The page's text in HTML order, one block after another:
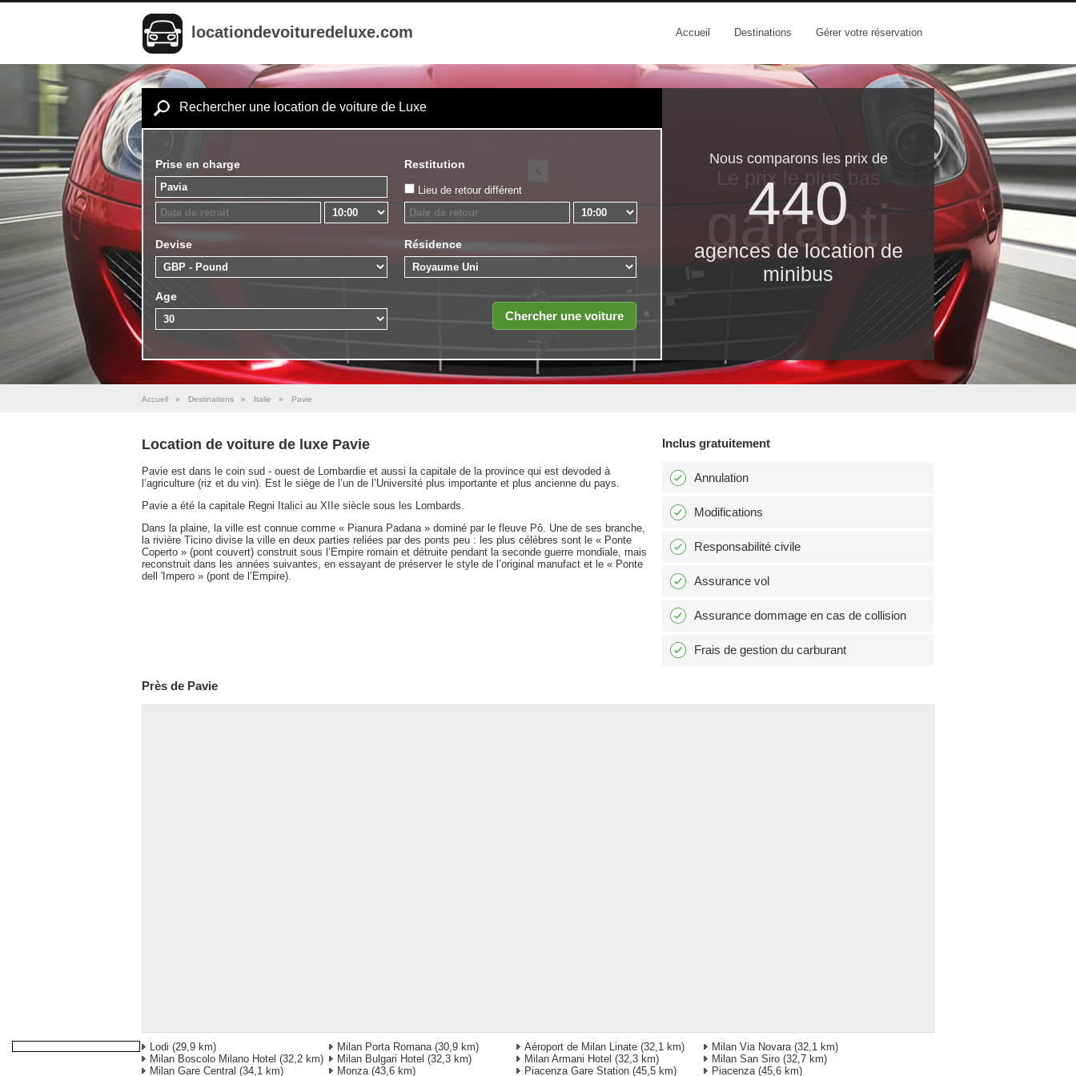
locationdevoituredeluxe.com Accueil Destinations Gérer votre réservation
Rechercher une location de voiture de Luxe
Prise en charge Restitution
Lieu de retour différent
Devise Résidence
Age
Nous comparons les prix de
440
agences de location de
minibus
Le prix le​ plus bas
garanti
Accueil » Destinations » Italie » Pavie
Location de voiture de luxe Pavie
Pavie est dans le coin sud - ouest de Lombardie et aussi la capitale de la province qui est devoded à
l’agriculture (riz et du vin). Est le siège de l’un de l’Université plus importante et plus ancienne du pays.
Pavie a été la capitale Regni Italici au XIIe siècle sous les Lombards.
Dans la plaine, la ville est connue comme « Pianura Padana » dominé par le fleuve Pô. Une de ses branche,
la rivière Ticino divise la ville en deux parties reliées par des ponts peu : les plus célèbres sont le « Ponte
Coperto » (pont couvert) construit sous l’Empire romain et détruite pendant la seconde guerre mondiale, mais
reconstruit dans les années suivantes, en essayant de préserver le style de l’original manufact et le « Ponte
dell 'Impero » (pont de l’Empire).
Inclus gratuitement
Annulation
Modifications
Responsabilité civile
Assurance vol
Assurance dommage en cas de collision
Frais de gestion du carburant
Près de Pavie
Lodi (29,9 km) Milan Porta Romana (30,9 km) Aéroport de Milan Linate (32,1 km) Milan Via Novara (32,1 km)
Milan Boscolo Milano Hotel (32,2 km) Milan Bulgari Hotel (32,3 km) Milan Armani Hotel (32,3 km) Milan San Siro (32,7 km)
Milan Gare Central (34,1 km) Monza (43,6 km) Piacenza Gare Station (45,5 km) Piacenza (45,6 km)